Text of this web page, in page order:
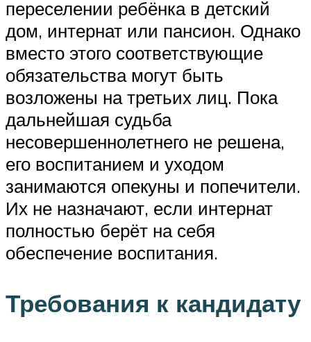
переселении ребёнка в детский
дом, интернат или пансион. Однако
вместо этого соответствующие
обязательства могут быть
возложены на третьих лиц. Пока
дальнейшая судьба
несовершеннолетнего не решена,
его воспитанием и уходом
занимаются опекуны и попечители.
Их не назначают, если интернат
полностью берёт на себя
обеспечение воспитания.
Требования к кандидату